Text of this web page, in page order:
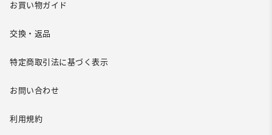
お買い物ガイド
交換・返品
特定商取引法に基づく表示
お問い合わせ
利用規約